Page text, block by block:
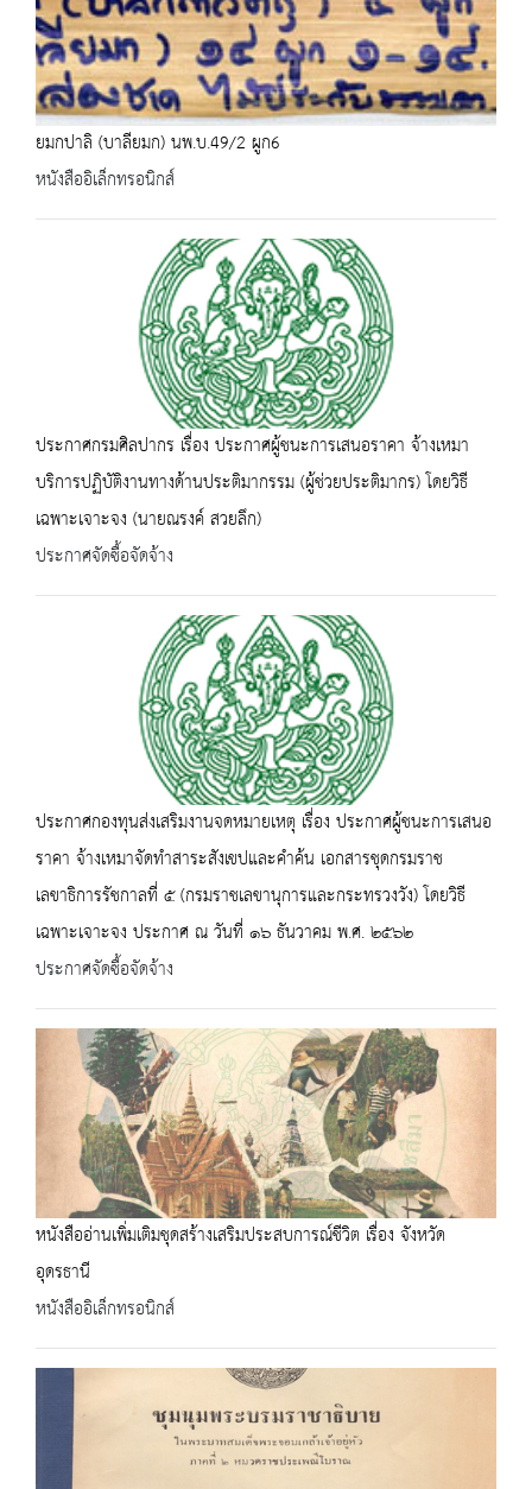
ยมกปาลิ (บาลียมก) นพ.บ.49/2 ผูก6
หนังสืออิเล็กทรอนิกส์
ประกาศกรมศิลปากร เรื่อง ประกาศผู้ชนะการเสนอราคา จ้างเหมา
บริการปฏิบัติงานทางด้านประติมากรรม (ผู้ช่วยประติมากร) โดยวิธี
เฉพาะเจาะจง (นายณรงค์ สวยลึก)
ประกาศจัดซื้อจัดจ้าง
ประกาศกองทุนส่งเสริมงานจดหมายเหตุ เรื่อง ประกาศผู้ชนะการเสนอ
ราคา จ้างเหมาจัดทำสาระสังเขปและคำค้น เอกสารชุดกรมราช
เลขาธิการรัชกาลที่ ๕ (กรมราชเลขานุการและกระทรวงวัง) โดยวิธี
เฉพาะเจาะจง ประกาศ ณ วันที่ ๑๖ ธันวาคม พ.ศ. ๒๕๖๒
ประกาศจัดซื้อจัดจ้าง
หนังสืออ่านเพิ่มเติมชุดสร้างเสริมประสบการณ์ชีวิต เรื่อง จังหวัด
อุดรธานี
หนังสืออิเล็กทรอนิกส์